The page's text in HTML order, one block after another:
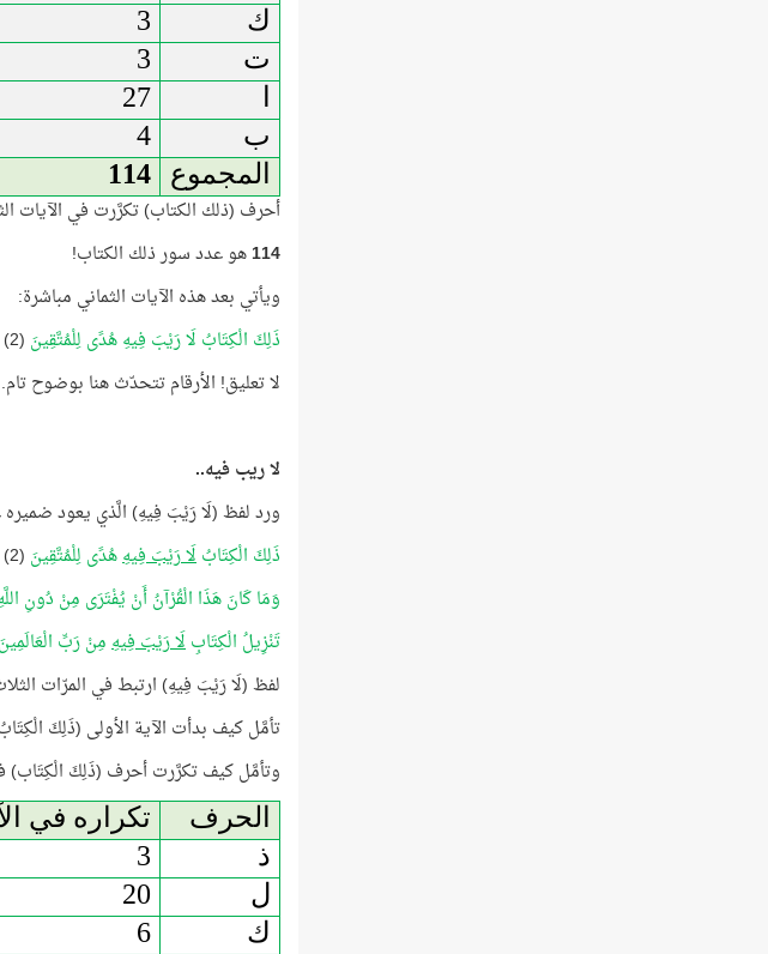
ك
3
ت
3
27
ب
4
المجموع
114
أحرف (ذلك الكتاب) تكرَّرت في الآيات
114هو عدد سور ذلك الكتاب!
ويأتي بعد هذه الآيات الثماني مباشرة:
ذَلِكَ الْكِتَابُ لَا رَيْبَ فِيهِ هُدًى لِلْمُتَّقِينَ (2) البقرة
لا تعليق! الأرقام تتحدّث هنا بوضوح تام.
لا ريب فيه..
ورد لفظ (لَا رَيْبَ فِيهِ) الَّذي يعود
ذَلِكَ الْكِتَابُلَا رَيْبَ فِيهِهُدًى لِلْمُتَّقِينَ (2) البقرة
وَمَا كَانَ هَذَا الْقُرْآنُ أَنْ يُفْتَرَى مِنْ دُونِ
تَنْزِيلُ الْكِتَابِلَا رَيْبَ فِيهِمِنْ رَبِّ الْعَالَمِينَ
لفظ (لَا رَيْبَ فِيهِ) ارتبط في المرّات
تأمَّل كيف بدأت الآية الأولى (ذَلِكَ
وتأمَّل كيف تكرَّرت أحرف (ذَلِكَ الْكِتَاب)
الحرف
تكراره في
ذ
3
ل
20
ك
6